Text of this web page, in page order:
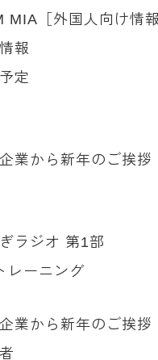
［外国人向け情報
報
定
業から新年のご挨
ラジオ 第1部
ーニング
業から新年のご挨